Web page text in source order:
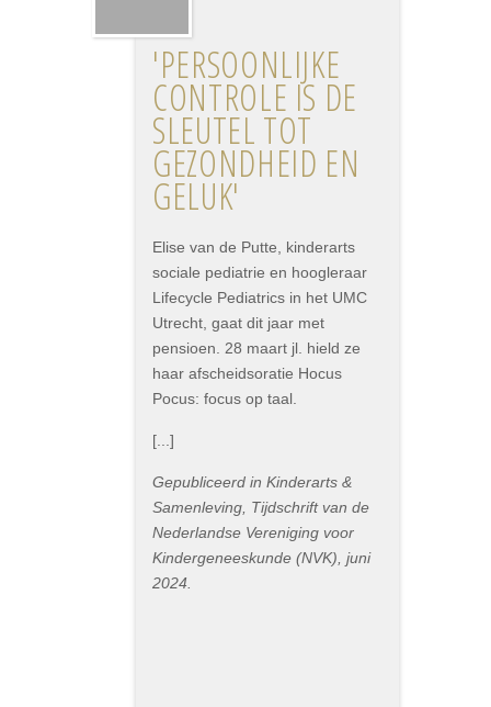
'PERSOONLIJKE
CONTROLE IS DE
SLEUTEL TOT
GEZONDHEID EN
GELUK'
Elise van de Putte, kinderarts
sociale pediatrie en hoogleraar
Lifecycle Pediatrics in het UMC
Utrecht, gaat dit jaar met
pensioen. 28 maart jl. hield ze
haar afscheidsoratie Hocus
Pocus: focus op taal.
[...]
Gepubliceerd in Kinderarts &
Samenleving, Tijdschrift van de
Nederlandse Vereniging voor
Kindergeneeskunde (NVK), juni
2024.